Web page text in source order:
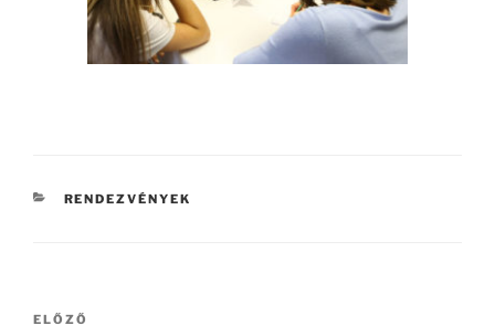
KATEGÓRIÁK
RENDEZVÉNYEK
Bejegyzés
Korábbi
ELŐZŐ